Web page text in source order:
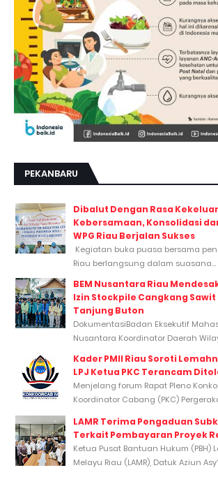
PEKANBARU
Dibalut Dengan Rasa
Kebersamaan, Konsolidasi
WPG Riau Berjalan Sukses
Kegiatan buka puasa bersama
Riau berlangsung dalam suasana...
BEM Nusantara Riau
Izin Stockpile Cangkang Sawit
Tanjung Buton
DokumentasiBadan Eksekutif
Nusantara Koordinator Daerah
Kader PMII Riau Soroti
LPJ Ketua PKC Terancam
Menjelang forum Rapat Pleno
Koordinator Cabang (PKC)
LAMR Terima Pengaduan
Terkait Pembayaran Proyek
Ketua Pusat Bantuan Hukum (PBH)
Melayu Riau (LAMR), Datuk Aziun